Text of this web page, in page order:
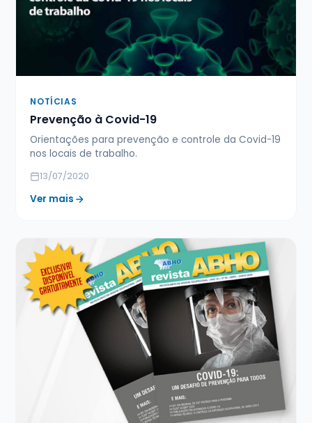
NOTÍCIAS
Prevenção à Covid-19
Orientações para prevenção e controle da Covid-19
nos locais de trabalho.
13/07/2020
Ver mais